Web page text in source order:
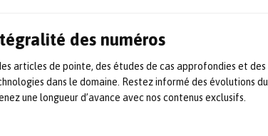
des numéros
articles de pointe, des études de cas approfondies et des
dans le domaine. Restez informé des évolutions du
une longueur d’avance avec nos contenus exclusifs.
avec le Salon MSE2024 pour un
de choix, comme les
de mesure dimensionnelle ou de
La notion de maîtrise des